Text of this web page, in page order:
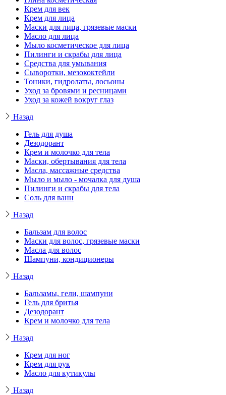
Крем для век
Крем для лица
Маски для лица, грязевые маски
Масло для лица
Мыло косметическое для лица
Пилинги и скрабы для лица
Средства для умывания
Сыворотки, мезококтейли
Тоники, гидролаты, лосьоны
Уход за бровями и ресницами
Уход за кожей вокруг глаз
Назад
Гель для душа
Дезодорант
Крем и молочко для тела
Маски, обертывания для тела
Масла, массажные средства
Мыло и мыло - мочалка для душа
Пилинги и скрабы для тела
Соль для ванн
Назад
Бальзам для волос
Маски для волос, грязевые маски
Масла для волос
Шампуни, кондиционеры
Назад
Бальзамы, гели, шампуни
Гель для бритья
Дезодорант
Крем и молочко для тела
Назад
Крем для ног
Крем для рук
Масло для кутикулы
Назад